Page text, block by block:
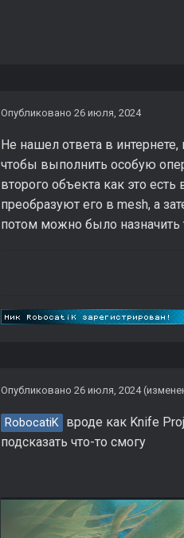
Опубликовано 26 июля, 2024
Не нашел ответа в
чтобы выполнить особую
второго объекта как это
преобразуют его в mesh, а
потом можно было назначить
Опубликовано 26 июля, 2024
RobocatiK вроде как Knife
подсказать что-то смогу